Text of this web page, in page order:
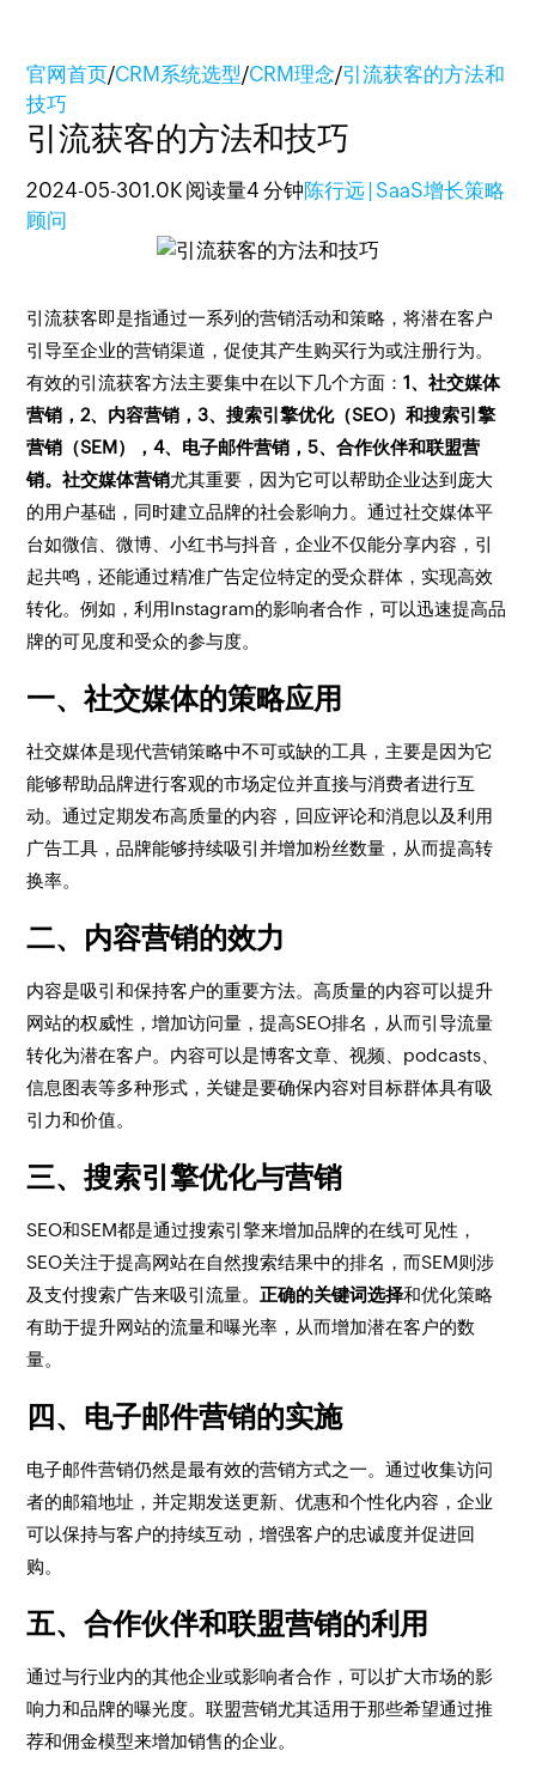
官网首页/CRM系统选型/CRM理念/引流获客的方法和
技巧
引流获客的方法和技巧
2024-05-301.0K 阅读量4 分钟陈行远 | SaaS增长策略
顾问
引流获客即是指通过一系列的营销活动和策略，将潜在客户
引导至企业的营销渠道，促使其产生购买行为或注册行为。
有效的引流获客方法主要集中在以下几个方面：1、社交媒体
营销，2、内容营销，3、搜索引擎优化（SEO）和搜索引擎
营销（SEM），4、电子邮件营销，5、合作伙伴和联盟营
销。社交媒体营销尤其重要，因为它可以帮助企业达到庞大
的用户基础，同时建立品牌的社会影响力。通过社交媒体平
台如微信、微博、小红书与抖音，企业不仅能分享内容，引
起共鸣，还能通过精准广告定位特定的受众群体，实现高效
转化。例如，利用Instagram的影响者合作，可以迅速提高品
牌的可见度和受众的参与度。
一、社交媒体的策略应用
社交媒体是现代营销策略中不可或缺的工具，主要是因为它
能够帮助品牌进行客观的市场定位并直接与消费者进行互
动。通过定期发布高质量的内容，回应评论和消息以及利用
广告工具，品牌能够持续吸引并增加粉丝数量，从而提高转
换率。
二、内容营销的效力
内容是吸引和保持客户的重要方法。高质量的内容可以提升
网站的权威性，增加访问量，提高SEO排名，从而引导流量
转化为潜在客户。内容可以是博客文章、视频、podcasts、
信息图表等多种形式，关键是要确保内容对目标群体具有吸
引力和价值。
三、搜索引擎优化与营销
SEO和SEM都是通过搜索引擎来增加品牌的在线可见性，
SEO关注于提高网站在自然搜索结果中的排名，而SEM则涉
及支付搜索广告来吸引流量。正确的关键词选择和优化策略
有助于提升网站的流量和曝光率，从而增加潜在客户的数
量。
四、电子邮件营销的实施
电子邮件营销仍然是最有效的营销方式之一。通过收集访问
者的邮箱地址，并定期发送更新、优惠和个性化内容，企业
可以保持与客户的持续互动，增强客户的忠诚度并促进回
购。
五、合作伙伴和联盟营销的利用
通过与行业内的其他企业或影响者合作，可以扩大市场的影
响力和品牌的曝光度。联盟营销尤其适用于那些希望通过推
荐和佣金模型来增加销售的企业。